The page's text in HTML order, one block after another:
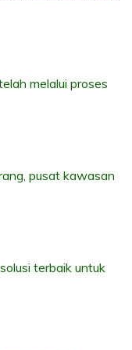
melalui proses
pusat kawasan
terbaik untuk